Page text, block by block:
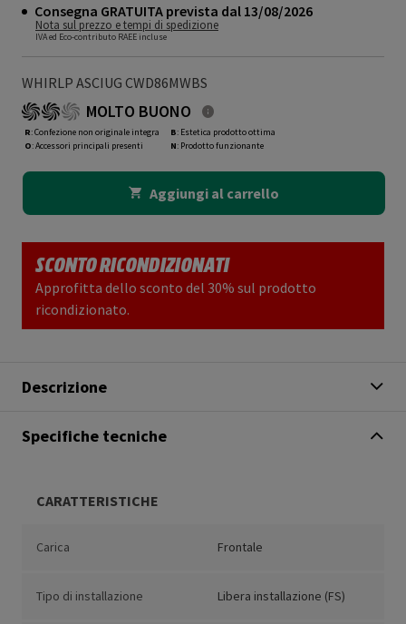
Consegna GRATUITA prevista dal 13/08/2026
Nota sul prezzo e tempi di spedizione
IVA ed Eco-contributo RAEE incluse
WHIRLP ASCIUG CWD86MWBS
MOLTO BUONO
R: Confezione non originale integra
O: Accessori principali presenti
B: Estetica prodotto ottima
N: Prodotto funzionante
Aggiungi al carrello
SCONTO RICONDIZIONATI
Approfitta dello sconto del 30% sul prodotto
ricondizionato.
Descrizione
Specifiche tecniche
CARATTERISTICHE
Carica Frontale
Tipo di installazione Libera installazione (FS)